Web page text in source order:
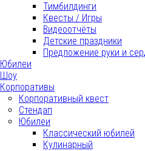
Тимбилдинги
Квесты / Игры
Видеоотчёты
Детские праздники
Предложение руки и
Юбилеи
Шоу
Корпоративы
Корпоративный квест
Стендап
Юбилеи
Классический юбилей
Кулинарный